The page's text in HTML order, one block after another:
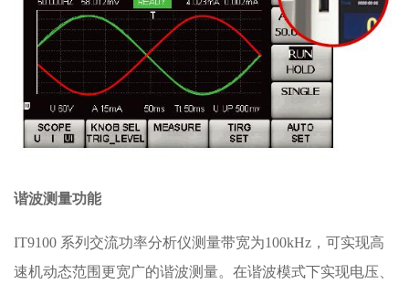
谐波测量功能
IT9100 系列交流功率分析仪测量带宽为100kHz，可实现高
速机动态范围更宽广的谐波测量。在谐波模式下实现电压、